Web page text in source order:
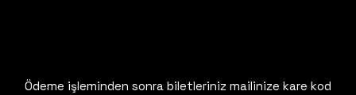
Ödeme işleminden sonra biletleriniz mailinize kare kod